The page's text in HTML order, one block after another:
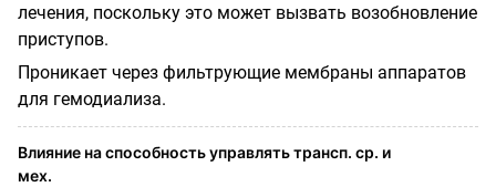
лечения, поскольку это может вызвать возобновление
приступов.
Проникает через фильтрующие мембраны аппаратов
для гемодиализа.
Влияние на способность управлять трансп. ср. и
мех.